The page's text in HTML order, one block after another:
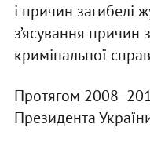
і причин загибелі
з’ясування причин
кримінальної
Протягом
Президента